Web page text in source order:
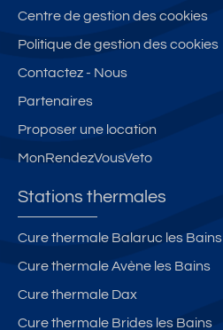
Centre de gestion des cookies
Politique de gestion des cookies
Contactez - Nous
Partenaires
Proposer une location
MonRendezVousVeto
Stations thermales
Cure thermale Balaruc les Bains
Cure thermale Avène les Bains
Cure thermale Dax
Cure thermale Brides les Bains